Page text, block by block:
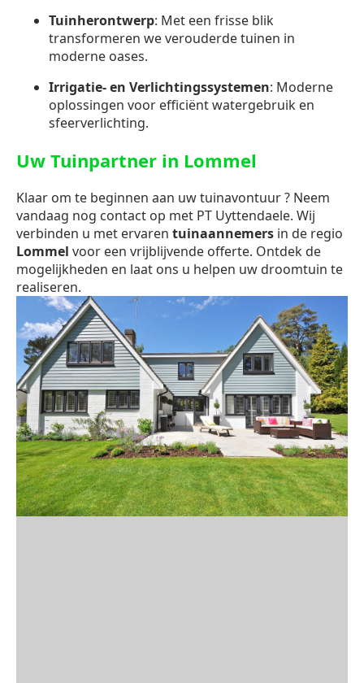
Tuinherontwerp: Met een frisse blik
transformeren we verouderde tuinen in
moderne oases.
Irrigatie- en Verlichtingssystemen: Moderne
oplossingen voor efficiënt watergebruik en
sfeerverlichting.
Uw Tuinpartner in Lommel
Klaar om te beginnen aan uw tuinavontuur ? Neem
vandaag nog contact op met PT Uyttendaele. Wij
verbinden u met ervaren tuinaannemers in de regio
Lommel voor een vrijblijvende offerte. Ontdek de
mogelijkheden en laat ons u helpen uw droomtuin te
realiseren.